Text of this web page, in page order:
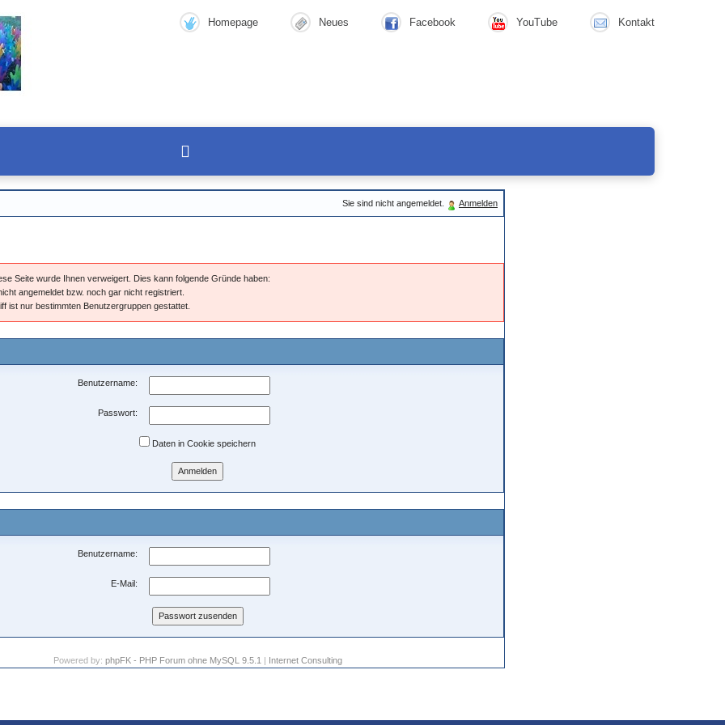
Homepage Neues Facebook YouTube Kontakt
Sie sind nicht angemeldet. Anmelden
Seite wurde Ihnen verweigert. Dies kann folgende Gründe haben:
angemeldet bzw. noch gar nicht registriert.
ist nur bestimmten Benutzergruppen gestattet.
Benutzername:
Passwort:
Daten in Cookie speichern
Benutzername:
E-Mail:
Powered by: phpFK - PHP Forum ohne MySQL 9.5.1 | Internet Consulting